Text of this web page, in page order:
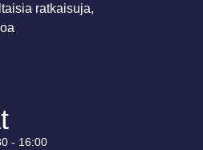
ratkaisuja,
- 16:00